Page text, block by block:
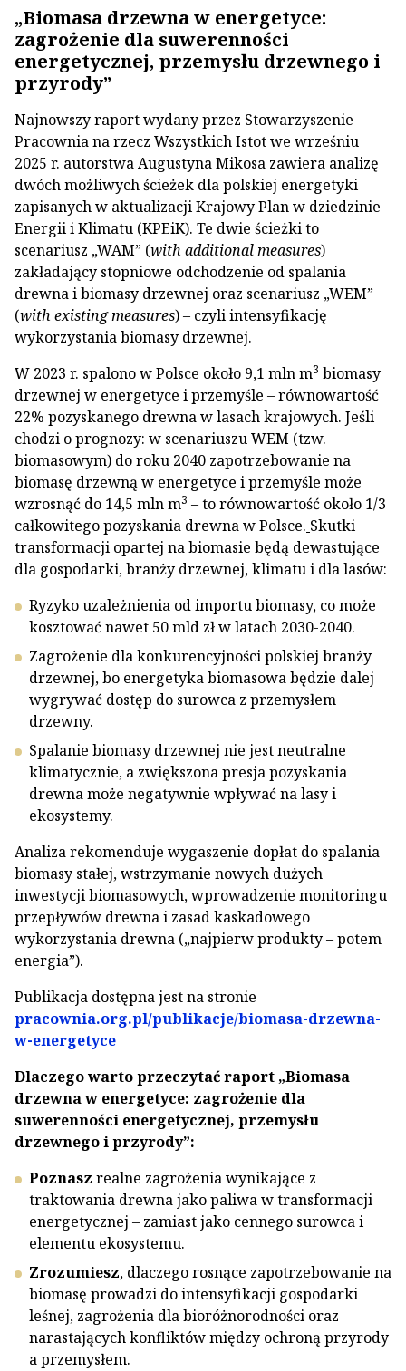
„Biomasa drzewna w energetyce:
zagrożenie dla suwerenności
energetycznej, przemysłu drzewnego i
przyrody”
Najnowszy raport wydany przez Stowarzyszenie
Pracownia na rzecz Wszystkich Istot we wrześniu
2025 r. autorstwa Augustyna Mikosa zawiera analizę
dwóch możliwych ścieżek dla polskiej energetyki
zapisanych w aktualizacji Krajowy Plan w dziedzinie
Energii i Klimatu (KPEiK). Te dwie ścieżki to
scenariusz „WAM” (with additional measures)
zakładający stopniowe odchodzenie od spalania
drewna i biomasy drzewnej oraz scenariusz „WEM”
(with existing measures) – czyli intensyfikację
wykorzystania biomasy drzewnej.
W 2023 r. spalono w Polsce około 9,1 mln m3 biomasy
drzewnej w energetyce i przemyśle – równowartość
22% pozyskanego drewna w lasach krajowych. Jeśli
chodzi o prognozy: w scenariuszu WEM (tzw.
biomasowym) do roku 2040 zapotrzebowanie na
biomasę drzewną w energetyce i przemyśle może
wzrosnąć do 14,5 mln m3 – to równowartość około 1/3
całkowitego pozyskania drewna w Polsce. Skutki
transformacji opartej na biomasie będą dewastujące
dla gospodarki, branży drzewnej, klimatu i dla lasów:
Ryzyko uzależnienia od importu biomasy, co może
kosztować nawet 50 mld zł w latach 2030-2040.
Zagrożenie dla konkurencyjności polskiej branży
drzewnej, bo energetyka biomasowa będzie dalej
wygrywać dostęp do surowca z przemysłem
drzewny.
Spalanie biomasy drzewnej nie jest neutralne
klimatycznie, a zwiększona presja pozyskania
drewna może negatywnie wpływać na lasy i
ekosystemy.
Analiza rekomenduje wygaszenie dopłat do spalania
biomasy stałej, wstrzymanie nowych dużych
inwestycji biomasowych, wprowadzenie monitoringu
przepływów drewna i zasad kaskadowego
wykorzystania drewna („najpierw produkty – potem
energia”).
Publikacja dostępna jest na stronie
pracownia.org.pl/publikacje/biomasa-drzewna-
w-energetyce
Dlaczego warto przeczytać raport „Biomasa
drzewna w energetyce: zagrożenie dla
suwerenności energetycznej, przemysłu
drzewnego i przyrody”:
Poznasz realne zagrożenia wynikające z
traktowania drewna jako paliwa w transformacji
energetycznej – zamiast jako cennego surowca i
elementu ekosystemu.
Zrozumiesz, dlaczego rosnące zapotrzebowanie na
biomasę prowadzi do intensyfikacji gospodarki
leśnej, zagrożenia dla bioróżnorodności oraz
narastających konfliktów między ochroną przyrody
a przemysłem.